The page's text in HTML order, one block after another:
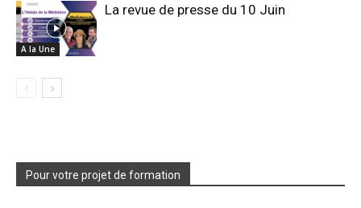
A la Une
La revue de presse du 10 Juin
Pour votre projet de formation